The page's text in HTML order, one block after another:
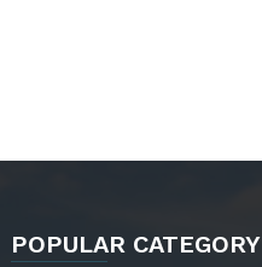
POPULAR CATEGORY